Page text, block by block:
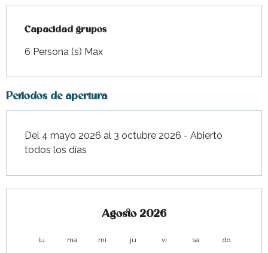
Capacidad grupos
Capacidad grupos
6 Persona (s) Max
Periodos de apertura
Del 4 mayo 2026 al 3 octubre 2026 - Abierto
todos los días
Agosto 2026
lu ma mi ju vi sa do